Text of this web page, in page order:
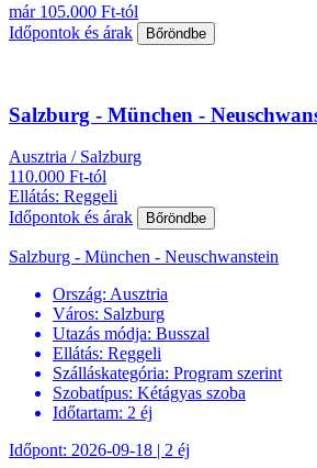
már 105.000 Ft-tól
Időpontok és árak
Bőröndbe
Salzburg - München -
Ausztria / Salzburg
110.000 Ft-tól
Ellátás: Reggeli
Időpontok és árak
Bőröndbe
Salzburg - München - Neuschwanstein
Ország: Ausztria
Város: Salzburg
Utazás módja: Busszal
Ellátás: Reggeli
Szálláskategória: Program szerint
Szobatípus: Kétágyas szoba
Időtartam: 2 éj
Időpont: 2026-09-18 | 2 éj